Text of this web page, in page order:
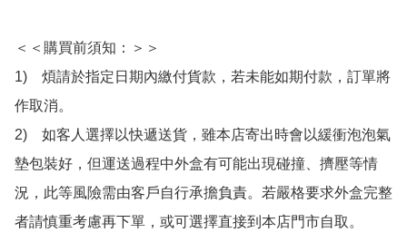
＜＜購買前須知：＞＞
1)　煩請於指定日期內繳付貨款，若未能如期付款，訂單將
作取消。
2)　如客人選擇以快遞送貨，雖本店寄出時會以緩衝泡泡氣
墊包裝好，但運送過程中外盒有可能出現碰撞、擠壓等情
況，此等風險需由客戶自行承擔負責。若嚴格要求外盒完整
者請慎重考慮再下單，或可選擇直接到本店門市自取。